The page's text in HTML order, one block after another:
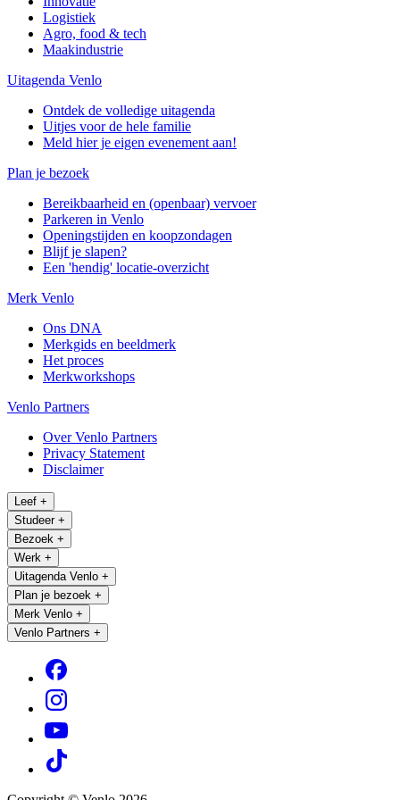
Logistiek
Agro, food & tech
Maakindustrie
Uitagenda Venlo
Ontdek de volledige uitagenda
Uitjes voor de hele familie
Meld hier je eigen evenement aan!
Plan je bezoek
Bereikbaarheid en (openbaar) vervoer
Parkeren in Venlo
Openingstijden en koopzondagen
Blijf je slapen?
Een 'hendig' locatie-overzicht
Merk Venlo
Ons DNA
Merkgids en beeldmerk
Het proces
Merkworkshops
Venlo Partners
Over Venlo Partners
Privacy Statement
Disclaimer
Leef +
Studeer +
Bezoek +
Werk +
Uitagenda Venlo +
Plan je bezoek +
Merk Venlo +
Venlo Partners +